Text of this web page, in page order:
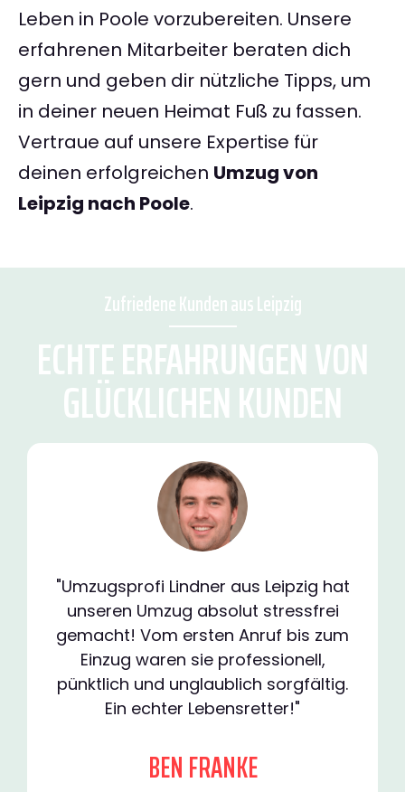
Leben in Poole vorzubereiten. Unsere
erfahrenen Mitarbeiter beraten dich
gern und geben dir nützliche Tipps, um
in deiner neuen Heimat Fuß zu fassen.
Vertraue auf unsere Expertise für
deinen erfolgreichen Umzug von
Leipzig nach Poole.
Zufriedene Kunden aus Leipzig
ECHTE ERFAHRUNGEN VON
GLÜCKLICHEN KUNDEN
"Umzugsprofi Lindner aus Leipzig hat
unseren Umzug absolut stressfrei
gemacht! Vom ersten Anruf bis zum
Einzug waren sie professionell,
pünktlich und unglaublich sorgfältig.
Ein echter Lebensretter!"
BEN FRANKE